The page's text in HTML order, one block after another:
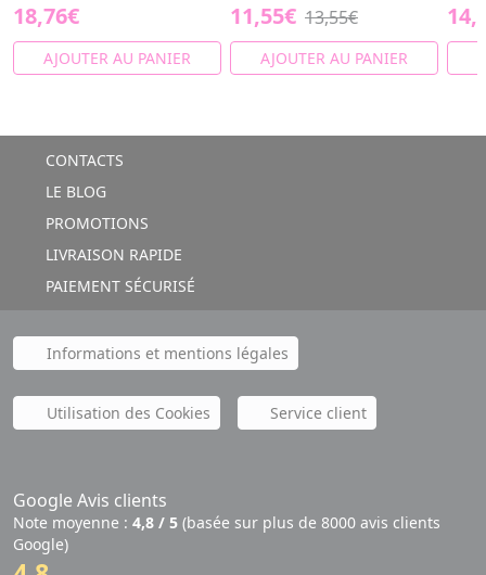
18,76€
AJOUTER AU PANIER
11,55€ 13,55€
AJOUTER AU PANIER
CONTACTS
LE BLOG
PROMOTIONS
LIVRAISON RAPIDE
PAIEMENT SÉCURISÉ
Informations et mentions légales
Utilisation des Cookies Service client
Google Avis clients
Note moyenne : 4,8 / 5 (basée sur plus de 8000 avis clients
Google)